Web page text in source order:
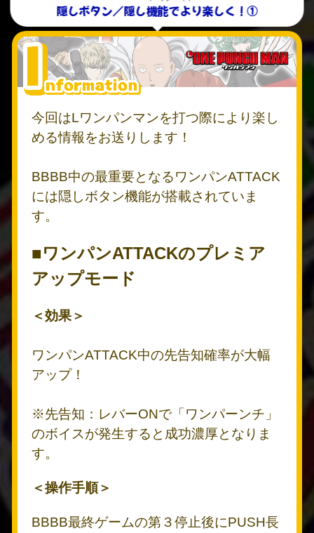
隠しボタン／隠し機能でより楽しく！①
今回はLワンパンマンを打つ際により楽し
める情報をお送りします！
BBBB中の最重要となるワンパンATTACK
には隠しボタン機能が搭載されていま
す。
■ワンパンATTACKのプレミア
アップモード
＜効果＞
ワンパンATTACK中の先告知確率が大幅
アップ！
※先告知：レバーONで「ワンパーンチ」
のボイスが発生すると成功濃厚となりま
す。
＜操作手順＞
BBBB最終ゲームの第３停止後にPUSH長